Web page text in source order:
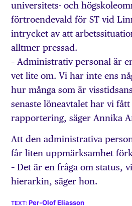
universitets- och
förtroendevald för ST vid
intrycket av att
alltmer pressad.
– Administrativ personal är
vet lite om. Vi har inte ens
hur många som är
senaste löneavtalet har vi
rapportering, säger Annika
Att den administrativa
får liten uppmärksamhet
– Det är en fråga om status,
hierarkin, säger hon.
Per-Olof Eliasson